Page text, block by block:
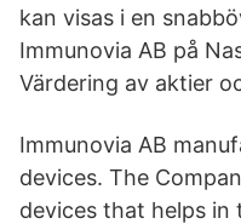
kan visas i en
Immunovia AB på
Värdering av aktier
Immunovia AB
devices. The
devices that helps in